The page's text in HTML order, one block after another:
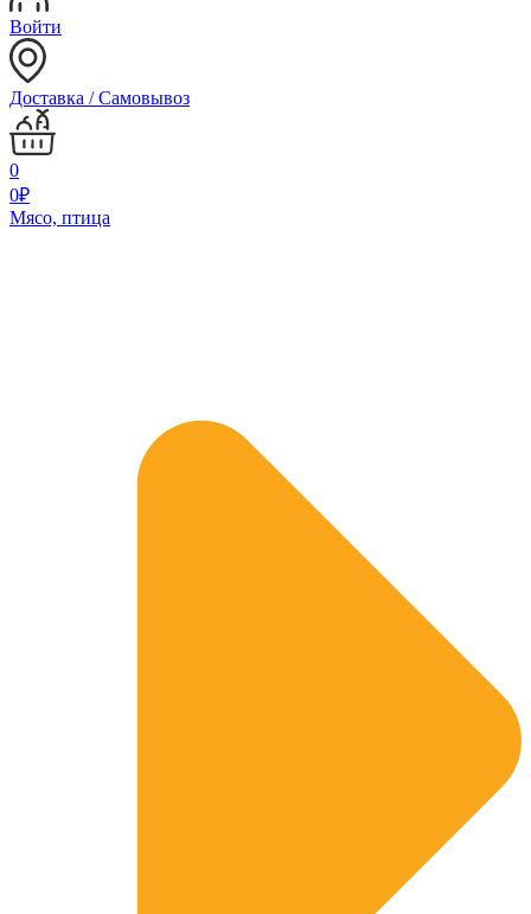
Войти
Доставка / Самовывоз
0
0₽
Мясо, птица